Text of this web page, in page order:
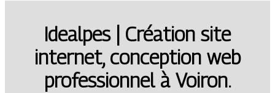
Idealpes | Création site
internet, conception web
profes­sion­nel à Voiron.